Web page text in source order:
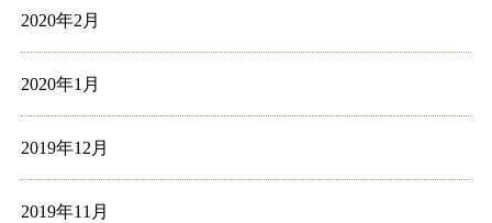
2020年2月
2020年1月
2019年12月
2019年11月